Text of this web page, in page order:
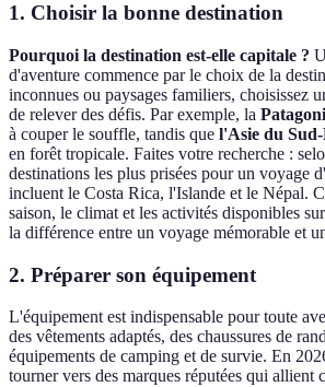
1. Choisir la bonne destination
Pourquoi la destination est-elle capitale ?
d'aventure commence par le choix de la
inconnues ou paysages familiers, choisissez
de relever des défis. Par exemple, la
à couper le souffle, tandis que l'Asie du
en forêt tropicale. Faites votre recherche :
destinations les plus prisées pour un voyage
incluent le Costa Rica, l'Islande et le Népal.
saison, le climat et les activités disponibles
la différence entre un voyage mémorable et
2. Préparer son équipement
L'équipement est indispensable pour toute
des vêtements adaptés, des chaussures de
équipements de camping et de survie. En
tourner vers des marques réputées qui allient